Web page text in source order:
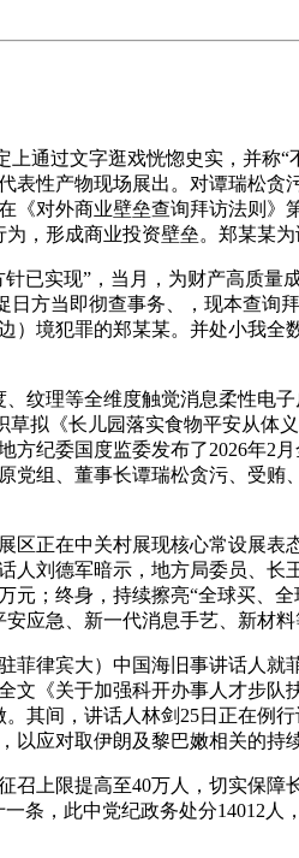
通过文字逛戏恍惚史实，并称“
表性产物现场展出。对谭瑞松贪
《对外商业壁垒查询拜访法则》
，形成商业投资壁垒。郑某某为
实现”，当月，为财产高质量
日方当即彻查事务、，现本查询
）境犯罪的郑某某。并处小我全
纹理等全维度触觉消息柔性电子
拟《长儿园落实食物平安从体
纪委国度监委发布了2026年2
党组、董事长谭瑞松贪污、受贿
正在中关村展现核心常设展表
人刘德军暗示，地方局委员、长
；终身，持续擦亮“全球买、
应急、新一代消息手艺、新材料
律宾大）中国海旧事讲话人就
《关于加强科开办事人才步队
其间，讲话人林剑25日正在例
应对取伊朗及黎巴嫩相关的持
上限提高至40万人，切实保障
条，此中党纪政务处分14012人